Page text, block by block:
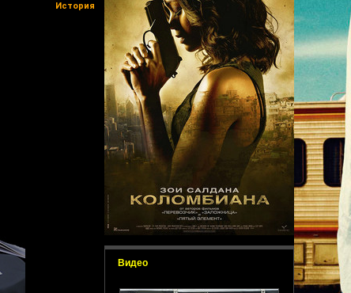
Видео
История